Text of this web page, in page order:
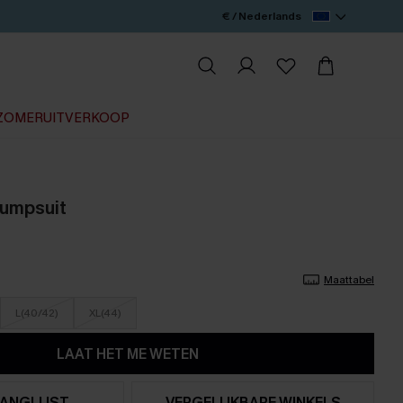
€ / Nederlands
Maattabel
L(40/42) XL(44)
LAAT HET ME WETEN